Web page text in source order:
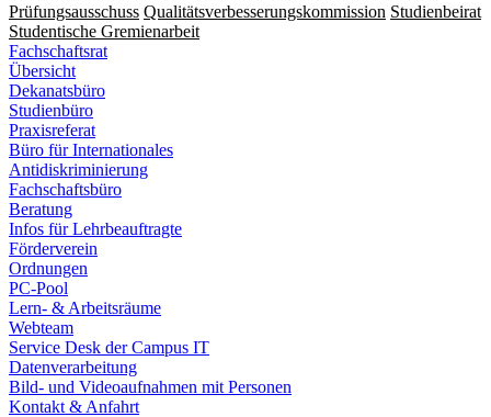
Prüfungsausschuss Qualitätsverbesserungskommission Studienbeirat
Studentische Gremienarbeit
Fachschaftsrat
Übersicht
Dekanatsbüro
Studienbüro
Praxisreferat
Büro für Internationales
Antidiskriminierung
Fachschaftsbüro
Beratung
Infos für Lehrbeauftragte
Förderverein
Ordnungen
PC-Pool
Lern- & Arbeitsräume
Webteam
Service Desk der Campus IT
Datenverarbeitung
Bild- und Videoaufnahmen mit Personen
Kontakt & Anfahrt